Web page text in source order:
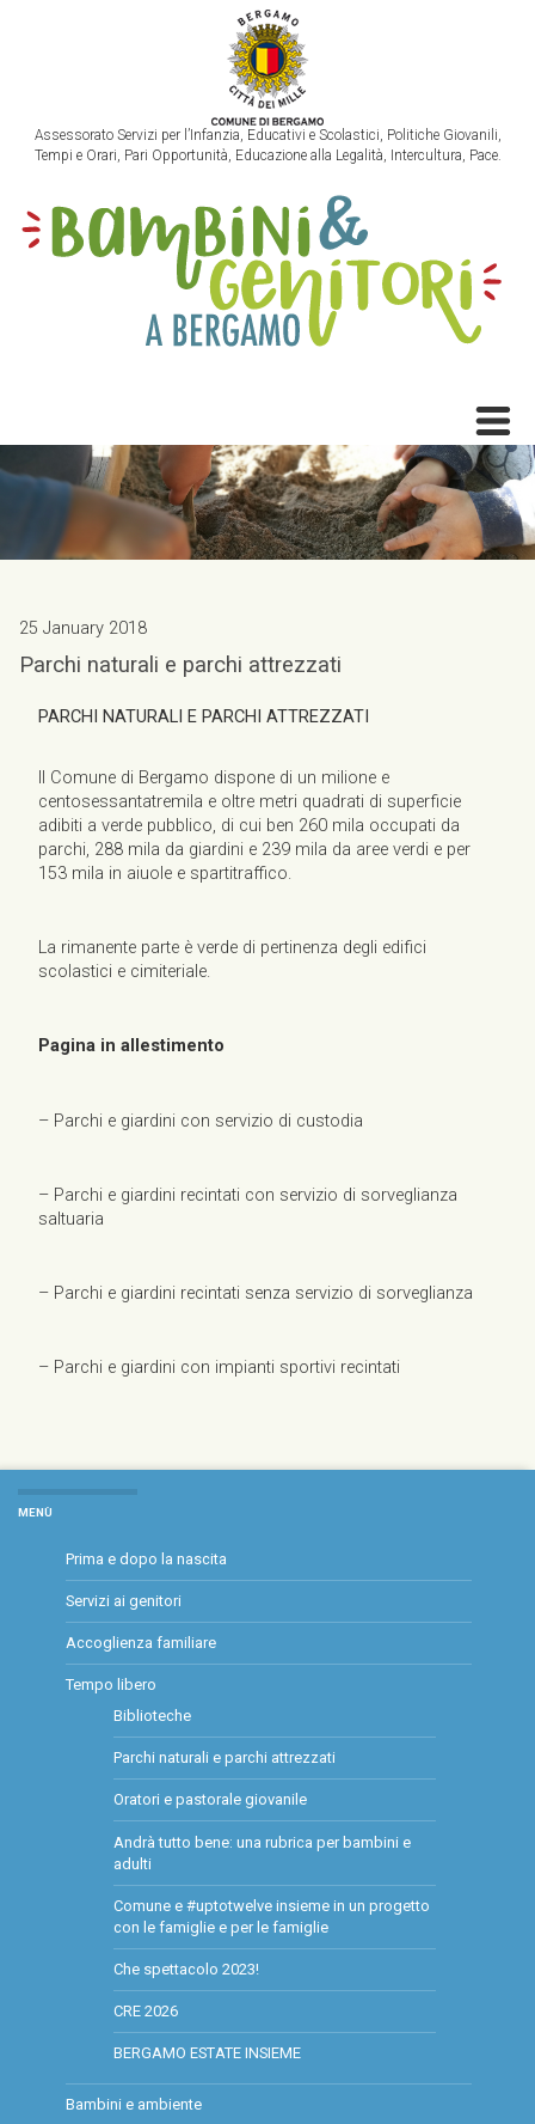
Assessorato Servizi per l’Infanzia, Educativi e Scolastici, Politiche Giovanili,
Tempi e Orari, Pari Opportunità, Educazione alla Legalità, Intercultura, Pace.
25 January 2018
Parchi naturali e parchi attrezzati
PARCHI NATURALI E PARCHI ATTREZZATI
Il Comune di Bergamo dispone di un milione e
centosessantatremila e oltre metri quadrati di superficie
adibiti a verde pubblico, di cui ben 260 mila occupati da
parchi, 288 mila da giardini e 239 mila da aree verdi e per
153 mila in aiuole e spartitraffico.
La rimanente parte è verde di pertinenza degli edifici
scolastici e cimiteriale.
Pagina in allestimento
– Parchi e giardini con servizio di custodia
– Parchi e giardini recintati con servizio di sorveglianza
saltuaria
– Parchi e giardini recintati senza servizio di sorveglianza
– Parchi e giardini con impianti sportivi recintati
MENÙ
Prima e dopo la nascita
Servizi ai genitori
Accoglienza familiare
Tempo libero
Biblioteche
Parchi naturali e parchi attrezzati
Oratori e pastorale giovanile
Andrà tutto bene: una rubrica per bambini e
adulti
Comune e #uptotwelve insieme in un progetto
con le famiglie e per le famiglie
Che spettacolo 2023!
CRE 2026
BERGAMO ESTATE INSIEME
Bambini e ambiente